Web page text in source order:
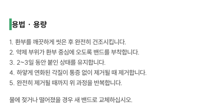
용법 · 용량
1. 환부를 깨끗하게 씻은 후 완전히 건조시킵니다.
2. 약제 부위가 환부 중심에 오도록 밴드를 부착합니다.
3. 2~3일 동안 붙인 상태를 유지합니다.
4. 하얗게 연화된 각질이 통증 없이 제거될 때 제거합니다.
5. 완전히 제거될 때까지 위 과정을 반복합니다.
물에 젖거나 떨어졌을 경우 새 밴드로 교체하십시오.